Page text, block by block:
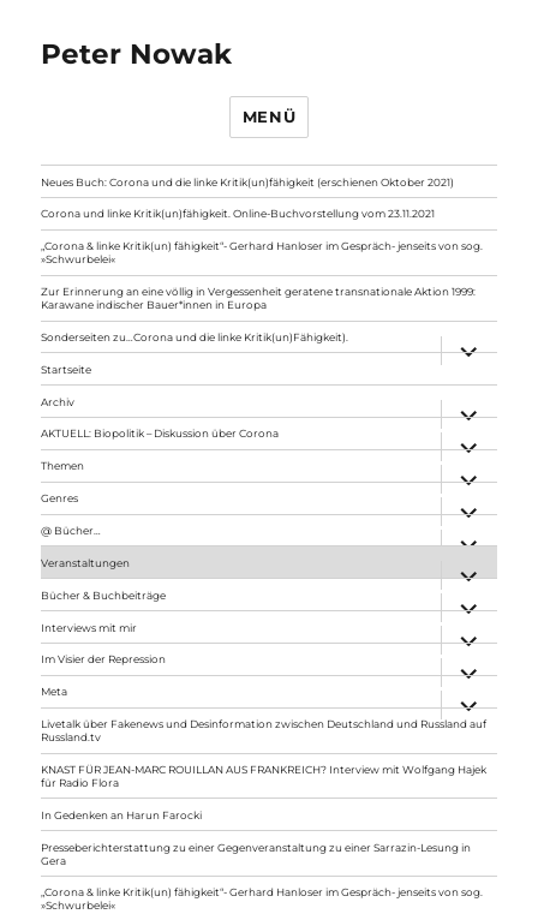
Peter Nowak
MENÜ
Neues Buch: Corona und die linke Kritik(un)fähigkeit (erschienen Oktober 2021)
Corona und linke Kritik(un)fähigkeit. Online-Buchvorstellung vom 23.11.2021
„Corona & linke Kritik(un) fähigkeit“- Gerhard Hanloser im Gespräch- jenseits von sog.
»Schwurbelei«
Zur Erinnerung an eine völlig in Vergessenheit geratene transnationale Aktion 1999:
Karawane indischer Bauer*innen in Europa
Sonderseiten zu…Corona und die linke Kritik(un)Fähigkeit).
anzeigen
Startseite
Archiv
anzeigen
AKTUELL: Biopolitik – Diskussion über Corona
anzeigen
Themen
anzeigen
Genres
anzeigen
@ Bücher…
Veranstaltungen
anzeigen
Bücher & Buchbeiträge
anzeigen
Interviews mit mir
anzeigen
Im Visier der Repression
anzeigen
Meta
anzeigen
Livetalk über Fakenews und Desinformation zwischen Deutschland und Russland auf
Russland.tv
KNAST FÜR JEAN-MARC ROUILLAN AUS FRANKREICH? Interview mit Wolfgang Hajek
für Radio Flora
In Gedenken an Harun Farocki
Presseberichterstattung zu einer Gegenveranstaltung zu einer Sarrazin-Lesung in
Gera
„Corona & linke Kritik(un) fähigkeit“- Gerhard Hanloser im Gespräch- jenseits von sog.
»Schwurbelei«